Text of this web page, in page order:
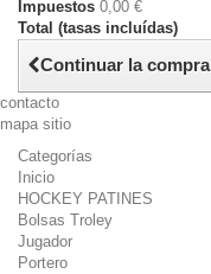
Impuestos 0,00 €
Total (tasas incluídas)
Continuar la compra
contacto
mapa sitio
Categorías
Inicio
HOCKEY PATINES
Bolsas Troley
Jugador
Portero